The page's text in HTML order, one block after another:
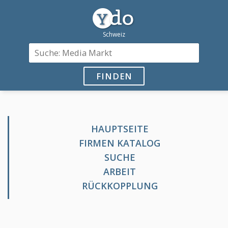
FINDEN
HAUPTSEITE
FIRMEN KATALOG
SUCHE
ARBEIT
RÜCKKOPPLUNG